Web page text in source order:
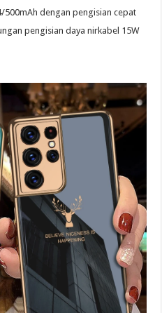
500mAh dengan pengisian cepat
pengisian daya nirkabel 15W